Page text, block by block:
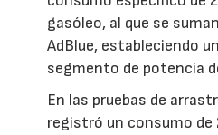
gasóleo, al que se
AdBlue, estableciendo
segmento de potencia
En las pruebas de
registró un consumo de